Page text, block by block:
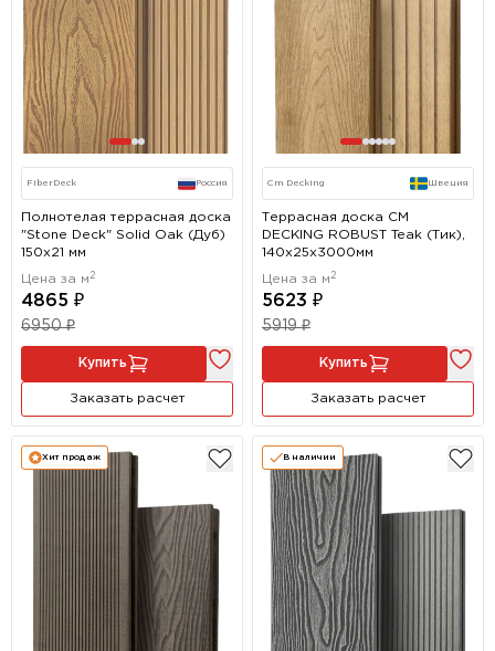
FiberDeck Россия
Полнотелая террасная доска
"Stone Deck" Solid Oak (Дуб)
150х21 мм
Цена за м 2
4865 ₽
6950 ₽
Купить
Заказать расчет
Cm Decking Швеция
Террасная доска CM
DECKING ROBUST Teak (Тик),
140х25х3000мм
Цена за м 2
5623 ₽
5919 ₽
Купить
Заказать расчет
Хит продаж В наличии